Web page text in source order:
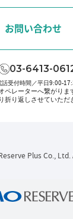
お問い合わせ
03-6413-
話受付時間／平日9:00-
ペレーターへ繋がりま
折り返しさせていただ
Plus Co., Ltd.